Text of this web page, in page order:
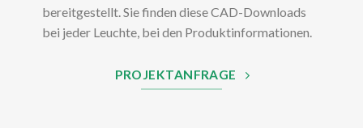
bereitgestellt. Sie finden diese CAD-Downloads
bei jeder Leuchte, bei den Produktinformationen.
PROJEKTANFRAGE